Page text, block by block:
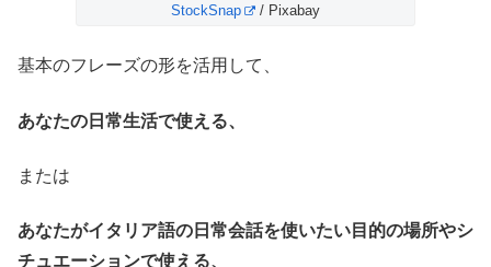
StockSnap / Pixabay
基本のフレーズの形を活用して、
あなたの日常生活で使える、
または
あなたがイタリア語の日常会話を使いたい目的の場所やシ
チュエーションで使える、